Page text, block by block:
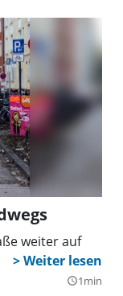
weiter auf
query_builder1min